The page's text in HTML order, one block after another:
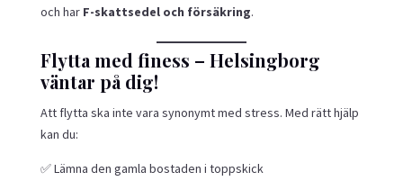
och har F-skattsedel och försäkring.
Flytta med finess – Helsingborg
väntar på dig!
Att flytta ska inte vara synonymt med stress. Med rätt hjälp
kan du:
✅ Lämna den gamla bostaden i toppskick